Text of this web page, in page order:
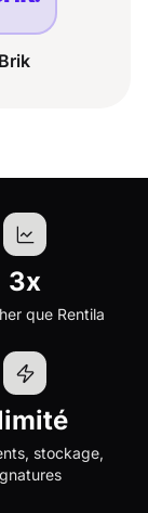
Brik
3x
que Rentila
stockage,